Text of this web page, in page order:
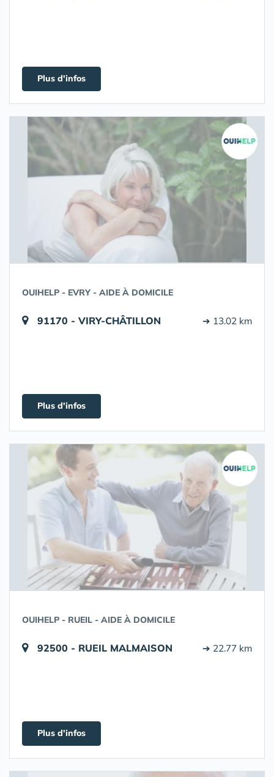
Plus d'infos
OUIHELP - EVRY - AIDE À DOMICILE
91170 - VIRY-CHÂTILLON ➔ 13.02 km
Plus d'infos
OUIHELP - RUEIL - AIDE À DOMICILE
92500 - RUEIL MALMAISON ➔ 22.77 km
Plus d'infos